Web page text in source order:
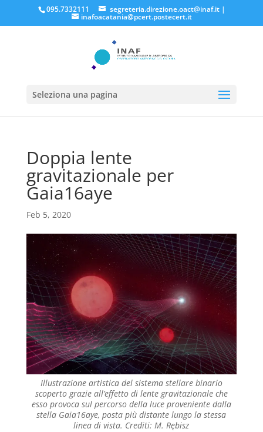
095.7332111 segreteria.direzione.oact@inaf.it|
inafoacatania@pcert.postecert.it
Seleziona una pagina
Doppia lente
gravitazionale per
Gaia16aye
Feb 5, 2020
Illustrazione artistica del sistema stellare binario
scoperto grazie all’effetto di lente gravitazionale che
esso provoca sul percorso della luce proveniente dalla
stella Gaia16aye, posta più distante lungo la stessa
linea di vista. Crediti: M. Rębisz